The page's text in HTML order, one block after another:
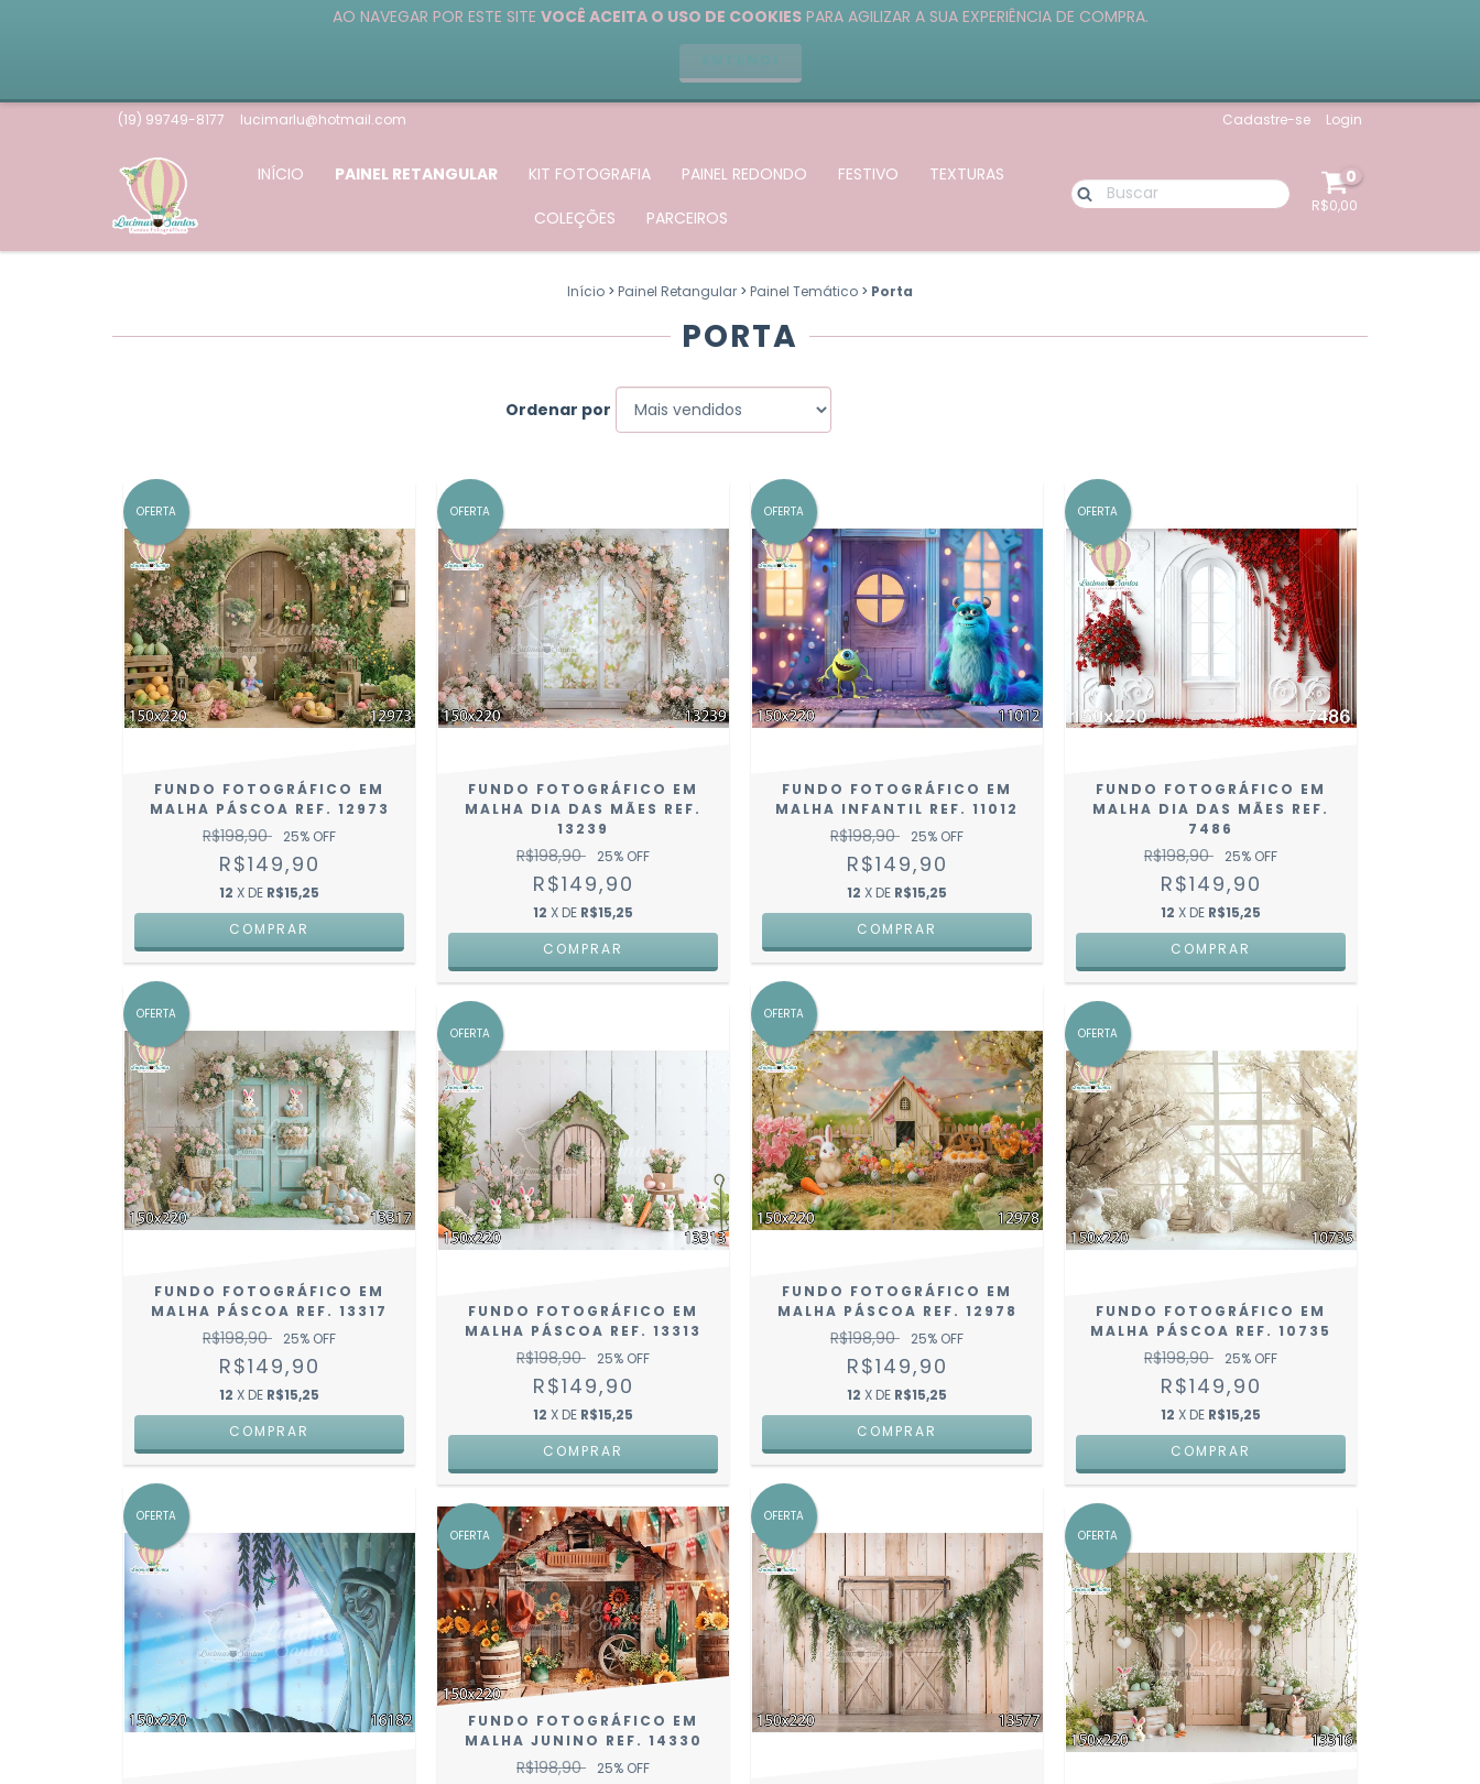
AO NAVEGAR POR ESTE SITE VOCÊ ACEITA O USO DE COOKIESPARA AGILIZAR A SUA EXPERIÊNCIA DE COMPRA.
(19) 99749-8177 lucimarlu@hotmail.com Cadastre-se Login
INÍCIO PAINEL RETANGULAR KIT FOTOGRAFIA PAINEL REDONDO FESTIVO
TEXTURAS
COLEÇÕES
PARCEIROS
0
R$0,00
Início > Painel Retangular > Painel Temático > Porta
PORTA
Ordenar por
OFERTA
FUNDO FOTOGRÁFICO EM
MALHA PÁSCOA REF. 12973
R$198,90 25% OFF
R$149,90
12 X DE R$15,25
COMPRAR
OFERTA
FUNDO FOTOGRÁFICO EM
MALHA DIA DAS MÃES REF.
13239
R$198,90 25% OFF
R$149,90
12 X DE R$15,25
COMPRAR
OFERTA
FUNDO FOTOGRÁFICO EM
MALHA INFANTIL REF. 11012
R$198,90 25% OFF
R$149,90
12 X DE R$15,25
COMPRAR
OFERTA
FUNDO FOTOGRÁFICO EM
MALHA DIA DAS MÃES REF.
7486
R$198,90 25% OFF
R$149,90
12 X DE R$15,25
COMPRAR
OFERTA
FUNDO FOTOGRÁFICO EM
MALHA PÁSCOA REF. 13317
R$198,90 25% OFF
R$149,90
12 X DE R$15,25
COMPRAR
OFERTA
FUNDO FOTOGRÁFICO EM
MALHA PÁSCOA REF. 13313
R$198,90 25% OFF
R$149,90
12 X DE R$15,25
COMPRAR
OFERTA
FUNDO FOTOGRÁFICO EM
MALHA PÁSCOA REF. 12978
R$198,90 25% OFF
R$149,90
12 X DE R$15,25
COMPRAR
OFERTA
FUNDO FOTOGRÁFICO EM
MALHA PÁSCOA REF. 10735
R$198,90 25% OFF
R$149,90
12 X DE R$15,25
COMPRAR
OFERTA
OFERTA
FUNDO FOTOGRÁFICO EM
MALHA JUNINO REF. 14330
R$198,90 25% OFF
OFERTA
OFERTA